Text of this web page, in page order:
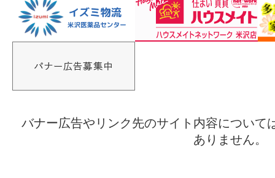
バナー広告やリンク先のサイト内容について
ありません。